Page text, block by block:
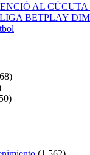
AL
BETPLAY